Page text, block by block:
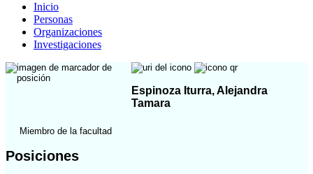
Inicio
Personas
Organizaciones
Investigaciones
Espinoza Iturra, Alejandra
Tamara
Miembro de la facultad
Posiciones